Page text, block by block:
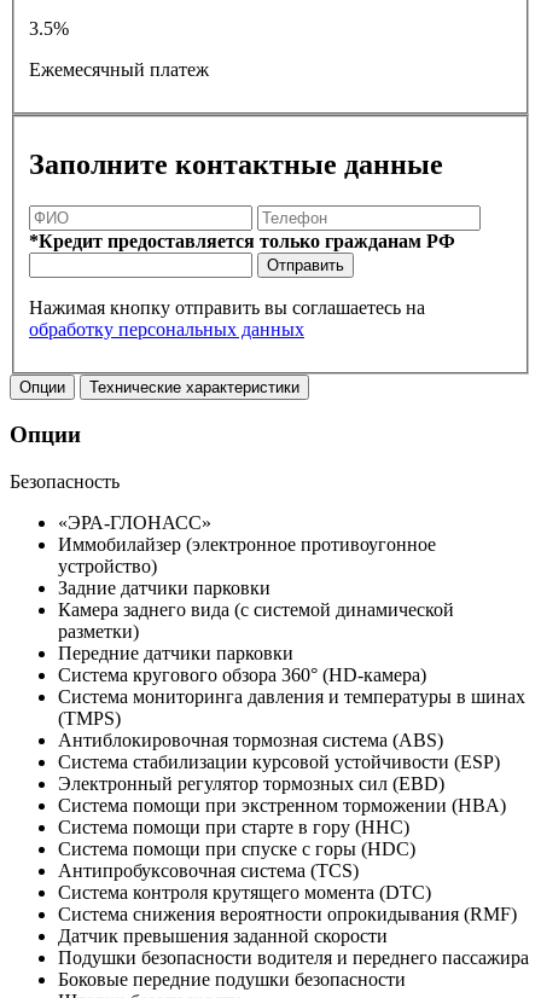
3.5%
Ежемесячный платеж
Заполните контактные данные
*Кредит предоставляется только гражданам РФ
Отправить
Нажимая кнопку отправить вы соглашаетесь на
обработку персональных данных
Опции Технические характеристики
Опции
Безопасность
«ЭРА-ГЛОНАСС»
Иммобилайзер (электронное противоугонное
устройство)
Задние датчики парковки
Камера заднего вида (с системой динамической
разметки)
Передние датчики парковки
Система кругового обзора 360° (HD-камера)
Система мониторинга давления и температуры в шинах
(TMPS)
Антиблокировочная тормозная система (ABS)
Система стабилизации курсовой устойчивости (ESP)
Электронный регулятор тормозных сил (EBD)
Система помощи при экстренном торможении (HBA)
Система помощи при старте в гору (HHC)
Система помощи при спуске с горы (HDC)
Антипробуксовочная система (TCS)
Система контроля крутящего момента (DTC)
Система снижения вероятности опрокидывания (RMF)
Датчик превышения заданной скорости
Подушки безопасности водителя и переднего пассажира
Боковые передние подушки безопасности